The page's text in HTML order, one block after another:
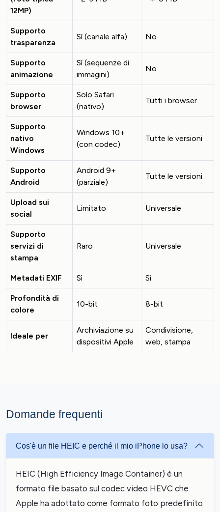
12MP)
Supporto
trasparenza
Sì (canale alfa) No
Supporto
animazione
Sì (sequenze di
immagini)
No
Supporto
browser
Solo Safari
(nativo)
Tutti i browser
Supporto
nativo
Windows
Windows 10+
(con codec)
Tutte le versioni
Supporto
Android
Android 9+
(parziale)
Tutte le versioni
Upload sui
social
Limitato Universale
Supporto
servizi di
stampa
Raro Universale
Metadati EXIF Sì Sì
Profondità di
colore
10-bit 8-bit
Ideale per
Archiviazione su
dispositivi Apple
Condivisione,
web, stampa
Domande frequenti
Cos'è un file HEIC e perché il mio iPhone lo usa?
HEIC (High Efficiency Image Container) è un
formato file basato sul codec video HEVC che
Apple ha adottato come formato foto predefinito